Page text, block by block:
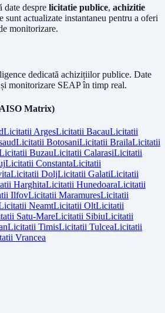
date despre licitatie publice, achizitie
sunt actualizate instantaneu pentru a oferi
monitorizare.
dedicată achizițiilor publice. Date
monitorizare SEAP în timp real.
Matrix)
Licitatii ArgesLicitatii BacauLicitatii
Licitatii BotosaniLicitatii BrailaLicitatii
BuzauLicitatii CalarasiLicitatii
Licitatii ConstantaLicitatii
Licitatii DoljLicitatii GalatiLicitatii
HarghitaLicitatii HunedoaraLicitatii
IlfovLicitatii MaramuresLicitatii
NeamtLicitatii OltLicitatii
Satu-MareLicitatii SibiuLicitatii
Licitatii TimisLicitatii TulceaLicitatii
Vrancea